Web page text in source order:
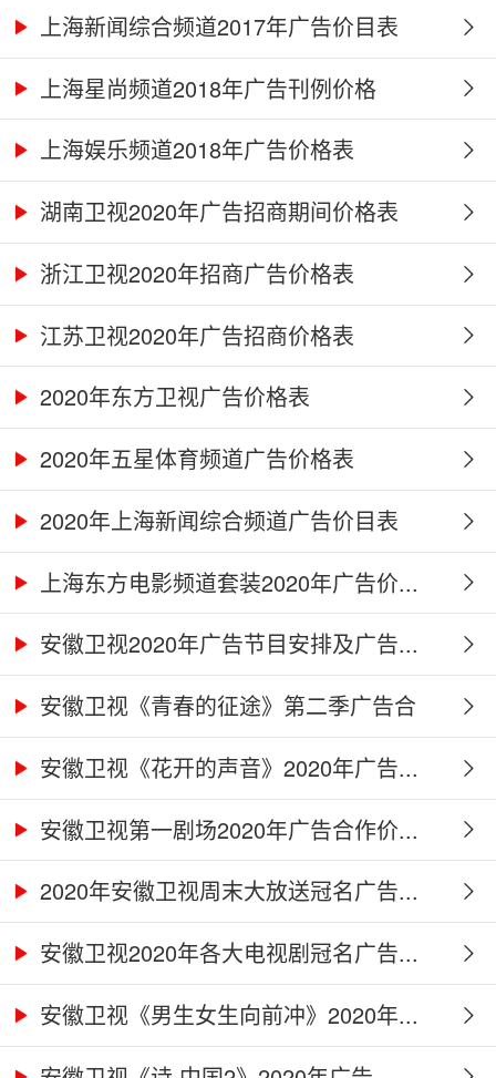
上海新闻综合频道2017年广告价目表
上海星尚频道2018年广告刊例价格
上海娱乐频道2018年广告价格表
湖南卫视2020年广告招商期间价格表
浙江卫视2020年招商广告价格表
江苏卫视2020年广告招商价格表
2020年东方卫视广告价格表
2020年五星体育频道广告价格表
2020年上海新闻综合频道广告价目表
上海东方电影频道套装2020年广告价...
安徽卫视2020年广告节目安排及广告...
安徽卫视《青春的征途》第二季广告合
作...安徽卫视《花开的声音》2020年广告...
安徽卫视第一剧场2020年广告合作价...
2020年安徽卫视周末大放送冠名广告...
安徽卫视2020年各大电视剧冠名广告...
安徽卫视《男生女生向前冲》2020年...